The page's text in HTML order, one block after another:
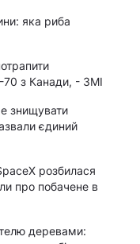
яка риба
70 з Канади, - ЗМІ
знищувати
єдиний
розбилася
про побачене в
деревами: